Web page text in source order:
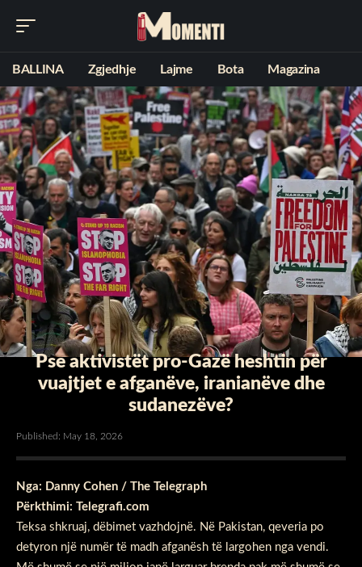
BALLINA Zgjedhje Lajme Bota Magazina
Pse aktivistët pro-Gazë heshtin për
vuajtjet e afganëve, iranianëve dhe
sudanezëve?
Published: May 18, 2026
Nga: Danny Cohen / The Telegraph
Përkthimi: Telegrafi.com
Teksa shkruaj, dëbimet vazhdojnë. Në Pakistan, qeveria po
detyron një numër të madh afganësh të largohen nga vendi.